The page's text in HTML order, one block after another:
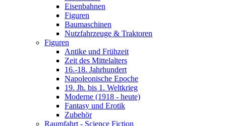
Eisenbahnen
Figuren
Baumaschinen
Nutzfahrzeuge & Traktoren
Figuren
Antike und Frühzeit
Zeit des Mittelalters
16.-18. Jahrhundert
Napoleonische Epoche
19. Jh. bis 1. Weltkrieg
Moderne (1918 - heute)
Fantasy und Erotik
Zubehör
Raumfahrt - Science Fiction